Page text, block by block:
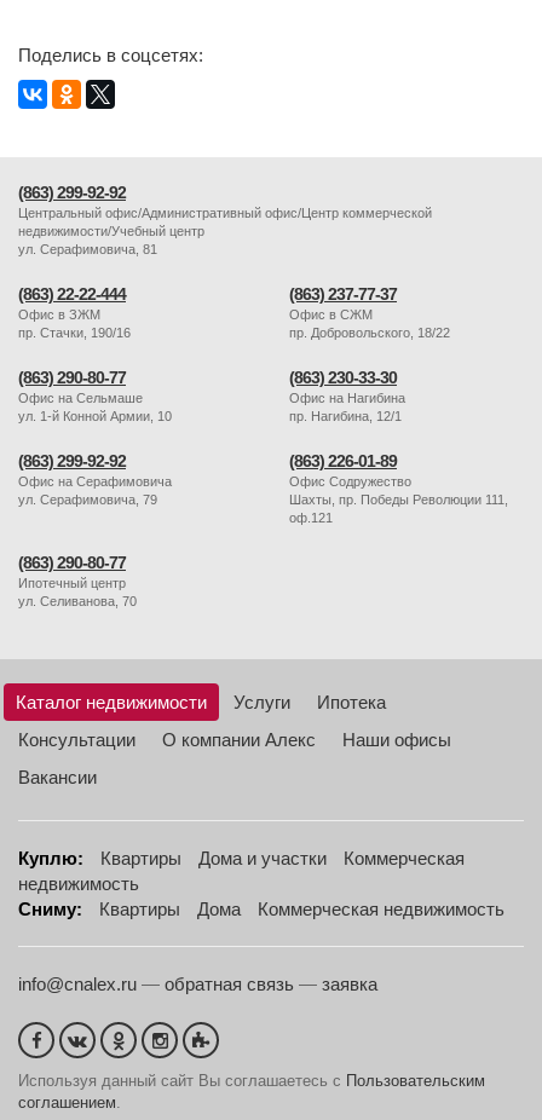
Поделись в соцсетях:
(863) 299-92-92
Центральный офис/Административный офис/Центр коммерческой
недвижимости/Учебный центр
ул. Серафимовича, 81
(863) 22-22-444
Офис в ЗЖМ
пр. Стачки, 190/16
(863) 237-77-37
Офис в СЖМ
пр. Добровольского, 18/22
(863) 290-80-77
Офис на Сельмаше
ул. 1-й Конной Армии, 10
(863) 230-33-30
Офис на Нагибина
пр. Нагибина, 12/1
(863) 299-92-92
Офис на Серафимовича
ул. Серафимовича, 79
(863) 226-01-89
Офис Содружество
Шахты, пр. Победы Революции 111,
оф.121
(863) 290-80-77
Ипотечный центр
ул. Селиванова, 70
Каталог недвижимости Услуги
Ипотека
Консультации
О компании Алекс
Наши офисы
Вакансии
Куплю: Квартиры Дома и участки
Коммерческая
недвижимость
Сниму:
Квартиры Дома Коммерческая недвижимость
info@cnalex.ru — обратная связь — заявка
Используя данный сайт Вы соглашаетесь с Пользовательским
соглашением.